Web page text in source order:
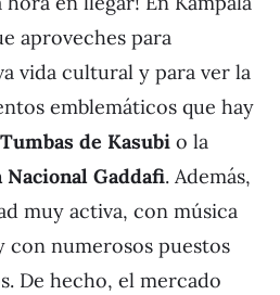
aproveches para
vida cultural y para ver la
emblemáticos que hay
Tumbas de Kasubi o la
Gaddafi. Además,
muy activa, con música
con numerosos puestos
De hecho, el mercado